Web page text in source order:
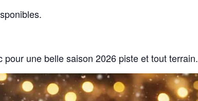
une belle saison 2026 piste et tout terrain.